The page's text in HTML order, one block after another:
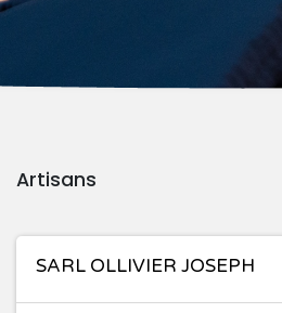
Artisans
SARL OLLIVIER JOSEPH